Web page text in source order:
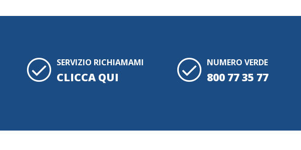
SERVIZIO RICHIAMAMI
CLICCA QUI
NUMERO VERDE
800 77 35 77